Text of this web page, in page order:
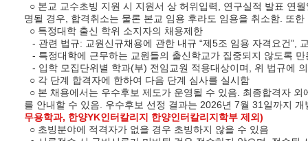
○ 본교 교수초빙 지원 시 지원서 상 허위입력, 연구실적 발표 연
명될 경우, 합격취소는 물론 본교 임용 후라도 임용을 취소함. 또
○ 특정대학 출신 학위 소지자의 채용제한
- 관련 법규: 교원신규채용에 관한 내규 “제5조 임용 자격요건”,
- 특정대학에 근무하는 교원들의 출신학교가 집중되지 않도록
- 입학 모집단위별 학과(부) 전임교원 적용대상이며, 위 법규에
○ 각 단계 합격자에 한하여 다음 단계 심사를 실시함
○ 본 채용에서는 우수후보 제도가 운영될 수 있음. 최종합격자
를 안내할 수 있음. 우수후보 선정 결과는 2026년 7월 31일까지
무용학과, 한양YK인터칼리지 한양인터칼리지학부 제외)
○ 초빙분야에 적격자가 없을 경우 초빙하지 않을 수 있음